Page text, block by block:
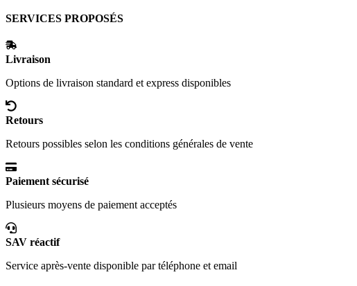
SERVICES PROPOSÉS
Livraison
Options de livraison standard et express disponibles
Retours
Retours possibles selon les conditions générales de vente
Paiement sécurisé
Plusieurs moyens de paiement acceptés
SAV réactif
Service après-vente disponible par téléphone et email